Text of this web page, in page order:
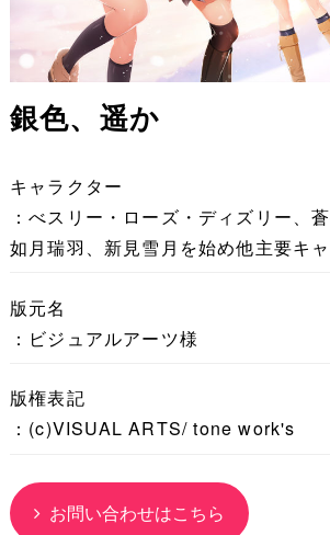
銀色、遥か
キャラクター
：べスリー・ローズ・ディズリー、
如月瑞羽、新見雪月を始め他主要キ
版元名
：ビジュアルアーツ様
版権表記
：(c)VISUAL ARTS/ tone work's
お問い合わせはこちら